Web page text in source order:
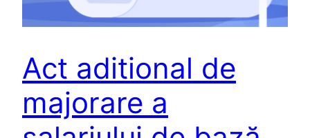
Act aditional de
majorare a